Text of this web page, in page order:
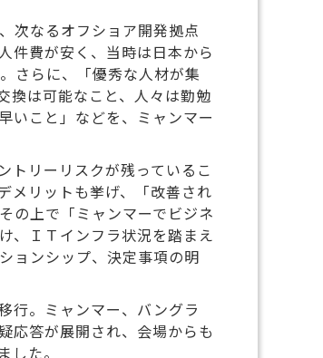
次なるオフショア開発拠点
件費が安く、当時は日本から
さらに、「優秀な人材が集
換は可能なこと、人々は勤勉
いこと」などを、ミャンマー
トリーリスクが残っているこ
メリットも挙げ、「改善され
の上で「ミャンマーでビジネ
、ＩＴインフラ状況を踏まえ
ョンシップ、決定事項の明
行。ミャンマー、バングラ
応答が展開され、会場からも
た。